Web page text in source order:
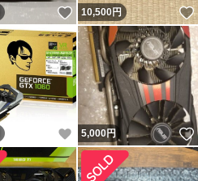
いいね！
10,500円
いいね！
5,000円